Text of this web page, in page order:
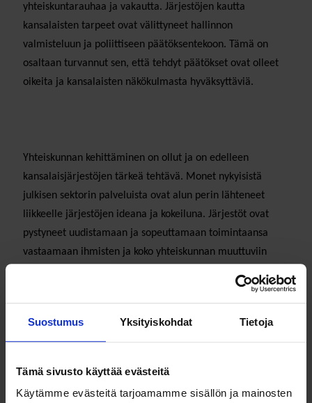
Suostumus Yksityiskohdat Tietoja
Tämä sivusto käyttää evästeitä
Käytämme evästeitä tarjoamamme sisällön ja mainosten
yhteiskuntarauhaa ja vakautta. Järjestöjen kautta
kansalaisten tarpeet ovat välittyneet hallinnon
valmisteluun ja poliittiseen päätöksentekoon. Tämä on
osaltaan turvannut sen, että tehdyt päätökset ovat olleet
oikeita ja kansalaisten näkökulmasta hyväksyttäviä.
Yhteiskunnan kehittäminen on ollut ja on edelleen
kansalaisjärjestöjen tärkeä tehtävä. Monet nykyisistä
julkisen sektorin palveluista ovat alun perin lähteneet
liikkeelle järjestöjen ideana ja kokeiluna. Järjestöt ovat
pystyneet uudistamaan ja sopeuttamaan toimintaansa
vastaamaan ihmisten ja koko yhteiskunnan muuttuviin
ammattilaisuus ja vapaaehtoisuus toteutuvat rinnakkain,
Julkisen ja yksityisen